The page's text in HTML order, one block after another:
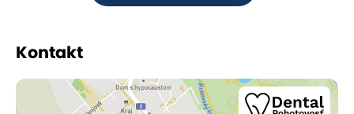
Kontakt